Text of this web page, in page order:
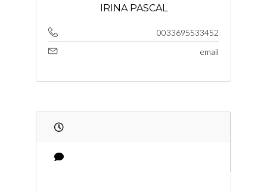
IRINA PASCAL
0033695533452
email